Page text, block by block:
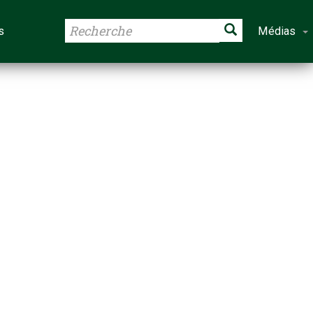
Médias